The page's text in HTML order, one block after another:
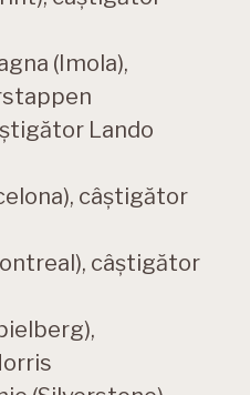
(Imola),
Lando
câștigător
câștigător